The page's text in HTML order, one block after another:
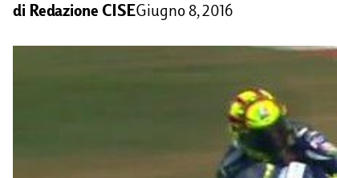
di Redazione CISEGiugno 8, 2016